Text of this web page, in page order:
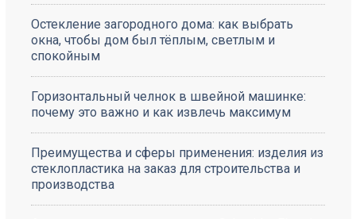
Остекление загородного дома: как выбрать
окна, чтобы дом был тёплым, светлым и
спокойным
Горизонтальный челнок в швейной машинке:
почему это важно и как извлечь максимум
Преимущества и сферы применения: изделия из
стеклопластика на заказ для строительства и
производства